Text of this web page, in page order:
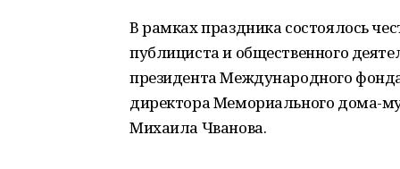
В рамках праздника состоялось
публициста и общественного
президента Международного
директора Мемориального дома-
Михаила Чванова.